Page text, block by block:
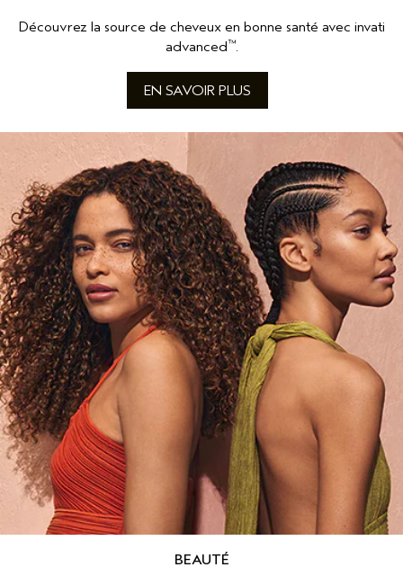
Découvrez la source de cheveux en bonne santé avec invati
advanced™.
EN SAVOIR PLUS
BEAUTÉ